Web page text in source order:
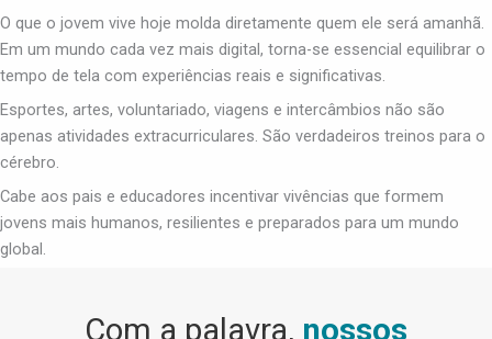
O que o jovem vive hoje molda diretamente quem ele será amanhã.
Em um mundo cada vez mais digital, torna-se essencial equilibrar o
tempo de tela com experiências reais e significativas.
Esportes, artes, voluntariado, viagens e intercâmbios não são
apenas atividades extracurriculares. São verdadeiros treinos para o
cérebro.
Cabe aos pais e educadores incentivar vivências que formem
jovens mais humanos, resilientes e preparados para um mundo
global.
Com a palavra, nossos